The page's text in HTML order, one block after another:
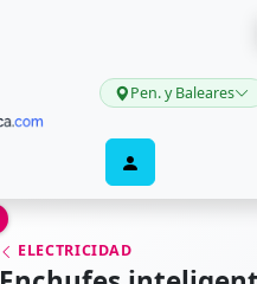
Pen. y Baleares
ELECTRICIDAD